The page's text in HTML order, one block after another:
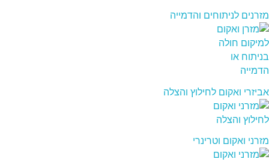
מזרנים לניתוחים והדמייה
אביזרי ואקום לחילוץ והצלה
מזרני ואקום וטרינרי